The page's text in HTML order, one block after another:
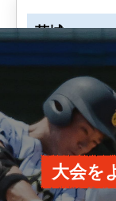
茨城
神奈川
大会を